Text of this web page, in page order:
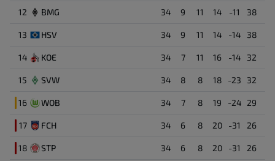
8' Jan Schoppner
8 Denis Huseinbasic
29
12 BMG 34 9 11 14 -11 38
13 HSV 34 9 11 14 -14 38
14 KOE 34 7 11 16 -14 32
15 SVW 34 8 8 18 -23 32
16 WOB 34 7 8 19 -24 29
17 FCH 34 6 8 20 -31 26
18 STP 34 6 8 20 -31 26